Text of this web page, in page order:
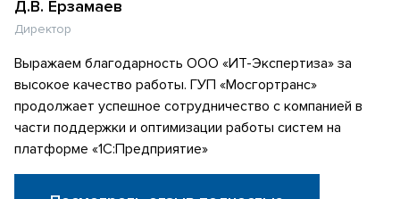
Д.В. Ерзамаев
Директор
Выражаем благодарность ООО «ИТ-Экспертиза» за
высокое качество работы. ГУП «Мосгортранс»
продолжает успешное сотрудничество с компанией в
части поддержки и оптимизации работы систем на
платформе «1С:Предприятие»